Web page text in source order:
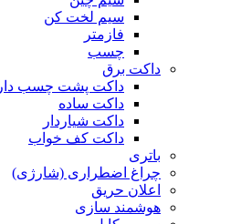
سیم لخت کن
فازمتر
چسب
داکت برق
داکت پشت چسب دار
داکت ساده
داکت شیاردار
داکت کف خواب
باتری
چراغ اضطراری (شارژی)
اعلان حریق
هوشمند سازی